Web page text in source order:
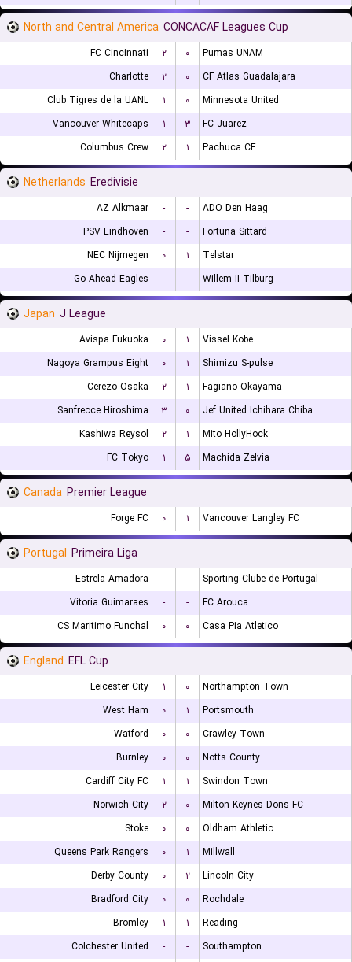
North and Central America CONCACAF Leagues Cup
FC Cincinnati ۲ ۰
Pumas UNAM
Charlotte
۲ ۰
CF Atlas Guadalajara
Club Tigres de la UANL
۱ ۰
Minnesota United
Vancouver Whitecaps
۱ ۳
FC Juarez
Columbus Crew
۲ ۱ Pachuca CF
Netherlands Eredivisie
AZ Alkmaar - -
ADO Den Haag
PSV Eindhoven
- -
Fortuna Sittard
NEC Nijmegen
۰ ۱
Telstar
Go Ahead Eagles
- - Willem II Tilburg
Japan J League
Avispa Fukuoka ۰ ۱
Vissel Kobe
Nagoya Grampus Eight
۰ ۱
Shimizu S-pulse
Cerezo Osaka
۲ ۱
Fagiano Okayama
Sanfrecce Hiroshima
۳ ۰
Jef United Ichihara Chiba
Kashiwa Reysol
۲ ۱
Mito HollyHock
FC Tokyo
۱ ۵ Machida Zelvia
Canada Premier League
Forge FC ۰ ۱ Vancouver Langley FC
Portugal Primeira Liga
Estrela Amadora - -
Sporting Clube de Portugal
Vitoria Guimaraes
- -
FC Arouca
CS Maritimo Funchal
۰ ۰ Casa Pia Atletico
England EFL Cup
Leicester City ۱ ۰
Northampton Town
West Ham
۰ ۱
Portsmouth
Watford
۰ ۰
Crawley Town
Burnley
۰ ۰
Notts County
Cardiff City FC
۱ ۱
Swindon Town
Norwich City
۲ ۰
Milton Keynes Dons FC
Stoke
۰ ۰
Oldham Athletic
Queens Park Rangers
۰ ۱
Millwall
Derby County
۰ ۲
Lincoln City
Bradford City
۰ ۰
Rochdale
Bromley
۱ ۱
Reading
Colchester United
- -
Southampton